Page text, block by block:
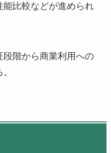
比較などが進められ
段階から商業利用への